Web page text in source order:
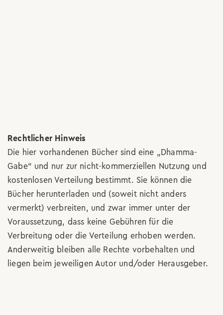
Rechtlicher Hinweis
Die hier vorhandenen Bücher sind eine „Dhamma-
Gabe“ und nur zur nicht-kommerziellen Nutzung und
kostenlosen Verteilung bestimmt. Sie können die
Bücher herunterladen und (soweit nicht anders
vermerkt) verbreiten, und zwar immer unter der
Voraussetzung, dass keine Gebühren für die
Verbreitung oder die Verteilung erhoben werden.
Anderweitig bleiben alle Rechte vorbehalten und
liegen beim jeweiligen Autor und/oder Herausgeber.